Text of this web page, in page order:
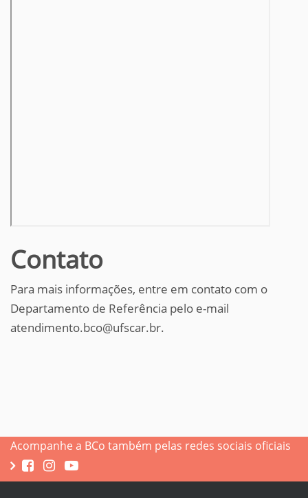
Contato
Para mais informações, entre em contato com o
Departamento de Referência pelo e-mail
atendimento.bco@ufscar.br.
Acompanhe a BCo também pelas redes sociais oficiais